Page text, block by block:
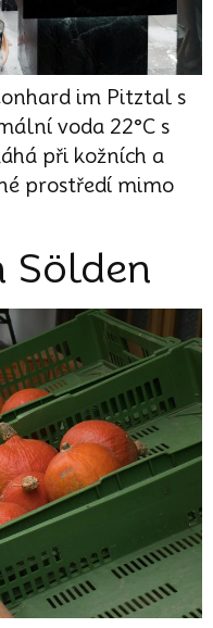
im Pitztal s
voda 22°C s
při kožních a
prostředí mimo
Sölden